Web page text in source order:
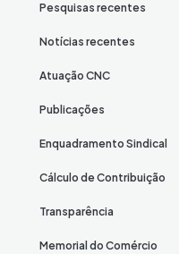
Pesquisas recentes
Notícias recentes
Atuação CNC
Publicações
Enquadramento Sindical
Cálculo de Contribuição
Transparência
Memorial do Comércio